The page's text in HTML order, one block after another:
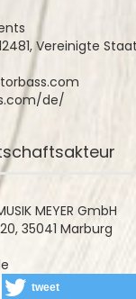
Vereinigte
de/
MEYER GmbH
35041 Marburg
tweet